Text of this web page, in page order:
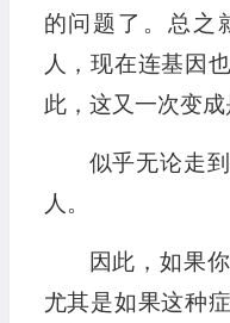
的问题了。总之
人，现在连基因
此，这又一次变成
似乎无论走
人。
因此，如果
尤其是如果这种